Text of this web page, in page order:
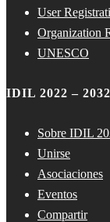
User
Organization
UNESCO
IDIL 2022 – 2032
Sobre IDIL
Unirse
Asociaciones
Eventos
Compartir